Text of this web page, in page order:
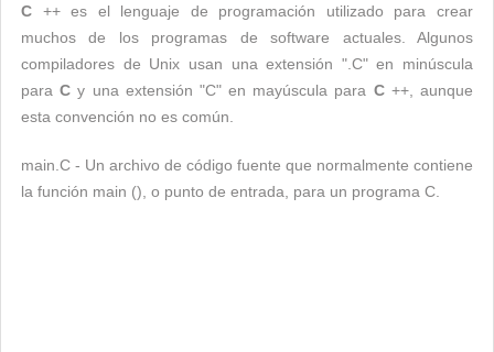
C ++ es el lenguaje de programación utilizado para crear
muchos de los programas de software actuales. Algunos
compiladores de Unix usan una extensión ".C" en minúscula
paraC y una extensión "C" en mayúscula para C++, aunque
esta convención no es común.
main.C - Un archivo de código fuente que normalmente contiene
la función main (), o punto de entrada, para un programa C.